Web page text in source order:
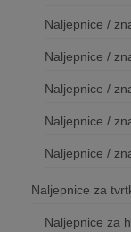
Naljepnice /
Naljepnice /
Naljepnice /
Naljepnice /
Naljepnice /
Naljepnice za
Naljepnice za